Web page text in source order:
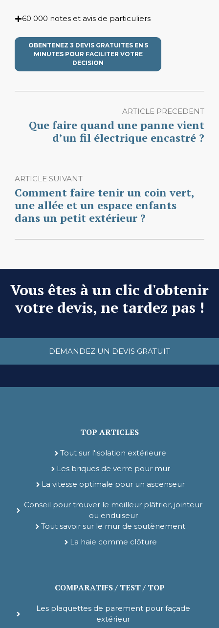
60 000 notes et avis de particuliers
OBENTENEZ 3 DEVIS GRATUITES EN 5
MINUTES POUR FACILITER VOTRE
DECISION
ARTICLE PRECEDENT
Que faire quand une panne vient
d’un fil électrique encastré ?
ARTICLE SUIVANT
Comment faire tenir un coin vert,
une allée et un espace enfants
dans un petit extérieur ?
Vous êtes à un clic d'obtenir
votre devis, ne tardez pas !
DEMANDEZ UN DEVIS GRATUIT
TOP ARTICLES
Tout sur l'isolation extérieure
Les briques de verre pour mur
La vitesse optimale pour un ascenseur
Conseil pour trouver le meilleur plâtrier, jointeur
ou enduiseur
Tout savoir sur le mur de soutènement
La haie comme clôture
COMPARATIFS / TEST / TOP
Les plaquettes de parement pour façade
extérieur